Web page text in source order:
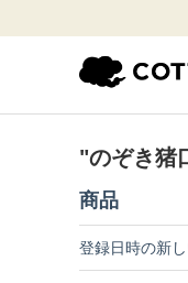
"のぞき猪
商品
登録日時の新